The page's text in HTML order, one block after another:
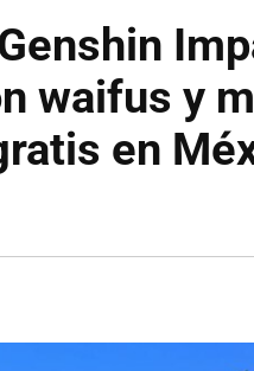
waifus y
en